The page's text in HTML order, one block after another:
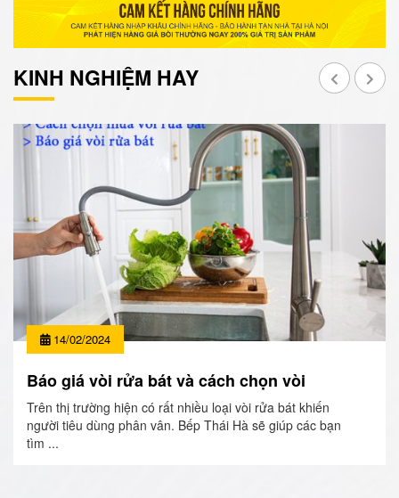
KINH NGHIỆM HAY
14/02/2024
Báo giá vòi rửa bát và cách chọn vòi
Trên thị trường hiện có rất nhiều loại vòi rửa bát khiến
người tiêu dùng phân vân. Bếp Thái Hà sẽ giúp các bạn
tìm ...